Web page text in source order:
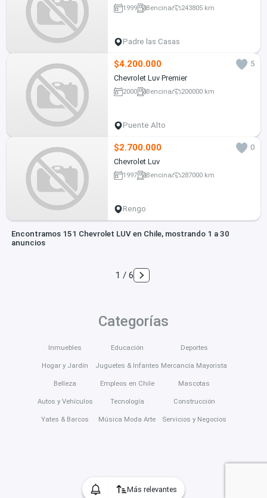
Más relevantes
1999 Bencina 243805 km
Padre las Casas
$4.200.000
5
Chevrolet Luv Premier
2000 Bencina 200000 km
Puente Alto
$2.700.000
0
Chevrolet Luv
1997 Bencina 287000 km
Rengo
Encontramos 151 Chevrolet LUV en Chile, mostrando 1 a 30
anuncios
1 / 6
Categorías
Inmuebles
Hogar y Jardín
Belleza
Autos y Vehículos
Yates & Barcos
Educación
Juguetes & Infantes
Empleos en Chile
Tecnología
Música Moda Arte
Deportes
Mercancía Mayorista
Mascotas
Construcción
Servicios y Negocios